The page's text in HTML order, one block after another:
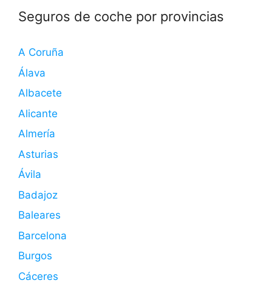
Seguros de coche por provincias
A Coruña
Álava
Albacete
Alicante
Almería
Asturias
Ávila
Badajoz
Baleares
Barcelona
Burgos
Cáceres